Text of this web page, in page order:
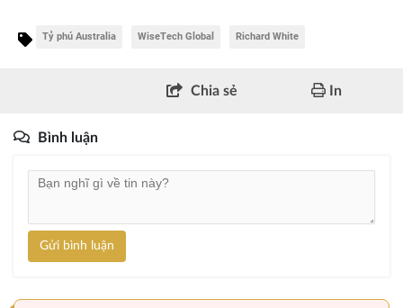
Tỷ phú Australia WiseTech Global Richard White
Chia sẻ In
Bình luận
Gửi bình luận